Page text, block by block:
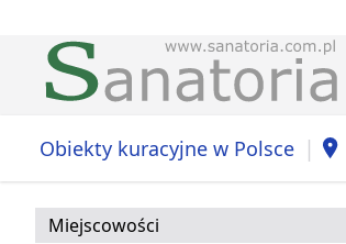
Obiekty kuracyjne w Polsce |
Miejscowości